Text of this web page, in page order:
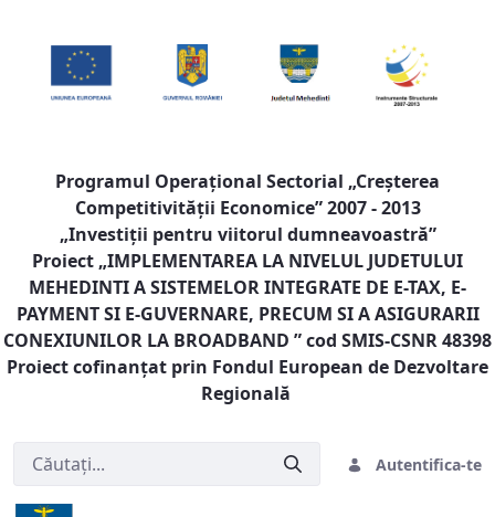
Programul Operaţional Sectorial „Creşterea
Competitivităţii Economice” 2007 - 2013
„Investiţii pentru viitorul dumneavoastră”
Proiect „IMPLEMENTAREA LA NIVELUL JUDETULUI
MEHEDINTI A SISTEMELOR INTEGRATE DE E-TAX, E-
PAYMENT SI E-GUVERNARE, PRECUM SI A ASIGURARII
CONEXIUNILOR LA BROADBAND ” cod SMIS-CSNR 48398
Proiect cofinanţat prin Fondul European de Dezvoltare
Regională
Autentifica-te